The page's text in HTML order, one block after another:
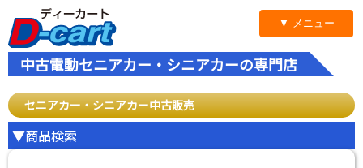
中古電動セニアカー・シニアカーの専門店
セニアカー・シニアカー中古販売
▼商品検索
▼ メニュー